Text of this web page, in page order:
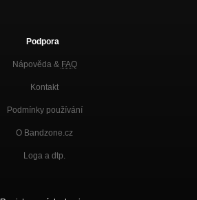
Podpora
Nápověda & FAQ
Kontakt
Podmínky používání
O Bandzone.cz
Loga a dtp.